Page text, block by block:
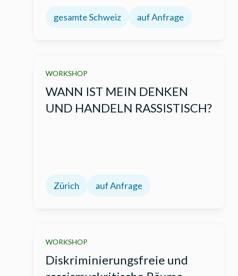
gesamte Schweiz auf Anfrage
WORKSHOP
WANN IST MEIN DENKEN
UND HANDELN RASSISTISCH?
Zürich auf Anfrage
WORKSHOP
Diskriminierungsfreie und